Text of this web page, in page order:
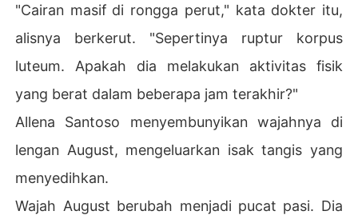
"Cairan masif di rongga perut," kata dokter itu,
alisnya berkerut. "Sepertinya ruptur korpus
luteum. Apakah dia melakukan aktivitas fisik
yang berat dalam beberapa jam terakhir?"
Allena Santoso menyembunyikan wajahnya di
lengan August, mengeluarkan isak tangis yang
menyedihkan.
Wajah August berubah menjadi pucat pasi. Dia